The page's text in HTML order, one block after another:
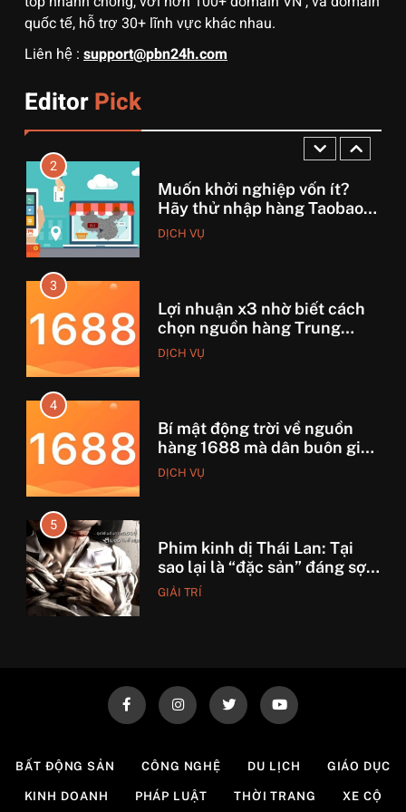
quốc tế, hỗ trợ 30+ lĩnh vực khác nhau.
Liên hệ : support@pbn24h.com
EditorPick
hàng không?
1
2
Muốn khởi nghiệp vốn ít?
Hãy thử nhập hàng Taobao –
Từ hai bàn tay trắng đến
tháng lời 20 triệu
DỊCH VỤ
3
Lợi nhuận x3 nhờ biết cách
chọn nguồn hàng Trung
Quốc chuẩn
DỊCH VỤ
4
Bí mật động trời về nguồn
hàng 1688 mà dân buôn giấu
nhẹm!
DỊCH VỤ
5
Phim kinh dị Thái Lan: Tại
sao lại là “đặc sản” đáng sợ
nhất thế giới?
GIẢI TRÍ
lựa chọn số 1 cho trader Việt
hiện nay
TÀI CHÍNH
7
7 Bước “thần thánh” giúp
bạn tự nhập hàng Trung
BẤT ĐỘNG SẢN CÔNG NGHỆ DU LỊCH GIÁO DỤC
KINH DOANH PHÁP LUẬT THỜI TRANG XE CỘ